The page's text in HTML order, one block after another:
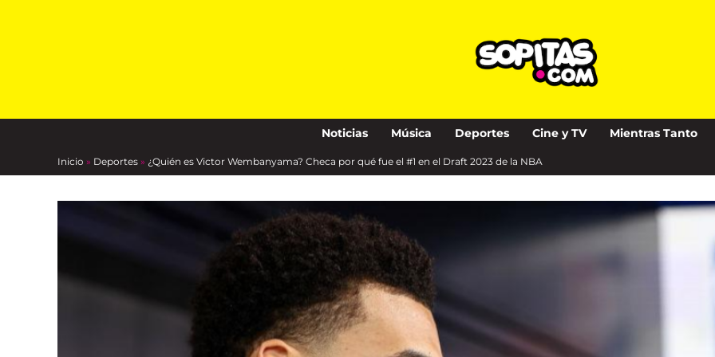
Noticias Música Deportes Cine y TV Mientras Tanto
Inicio » Deportes » ¿Quién es Victor Wembanyama? Checa por qué fue el #1 en el Draft 2023 de la NBA